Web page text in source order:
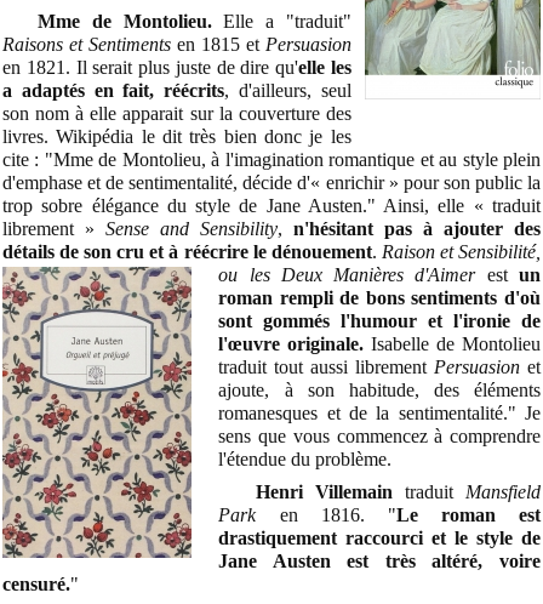
Mme de Montolieu.Elle a "traduit"
Raisons et Sentimentsen 1815 et Persuasion
en 1821. Il serait plus juste de dire qu'elle les
a adaptés en fait, réécrits, d'ailleurs, seul
son nom à elle apparait sur la couverture des
livres. Wikipédia le dit très bien donc je les
cite : "Mme de Montolieu, à l'imagination romantique et au style plein
d'emphase et de sentimentalité, décide d'« enrichir » pour son public la
trop sobre élégance du style de Jane Austen." Ainsi, elle « traduit
librement » Sense and Sensibility, n'hésitant pas à ajouter des
détails de son cru et à réécrire le dénouement. Raison et Sensibilité,
ou les Deux Manières d'Aimer estun
roman rempli de bons sentiments d'où
sont gommés l'humour et l'ironie de
l'œuvre originale. Isabelle de Montolieu
traduit tout aussi librement Persuasion et
ajoute, à son habitude, des éléments
romanesques et de la sentimentalité." Je
sens que vous commencez à comprendre
l'étendue du problème.
Henri Villemain traduit Mansfield
Parken 1816. "Le roman est
drastiquement raccourci et le style de
Jane Austen est très altéré, voire
censuré."